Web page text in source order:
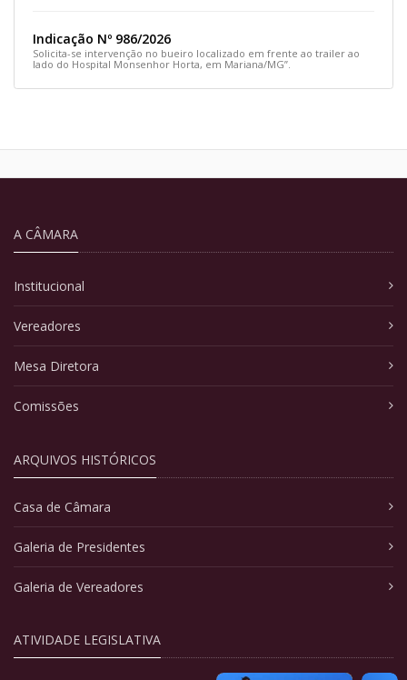
Indicação Nº 986/2026
Solicita-se intervenção no bueiro localizado em frente ao trailer ao
lado do Hospital Monsenhor Horta, em Mariana/MG”.
A CÂMARA
Institucional
Vereadores
Mesa Diretora
Comissões
ARQUIVOS HISTÓRICOS
Casa de Câmara
Galeria de Presidentes
Galeria de Vereadores
ATIVIDADE LEGISLATIVA